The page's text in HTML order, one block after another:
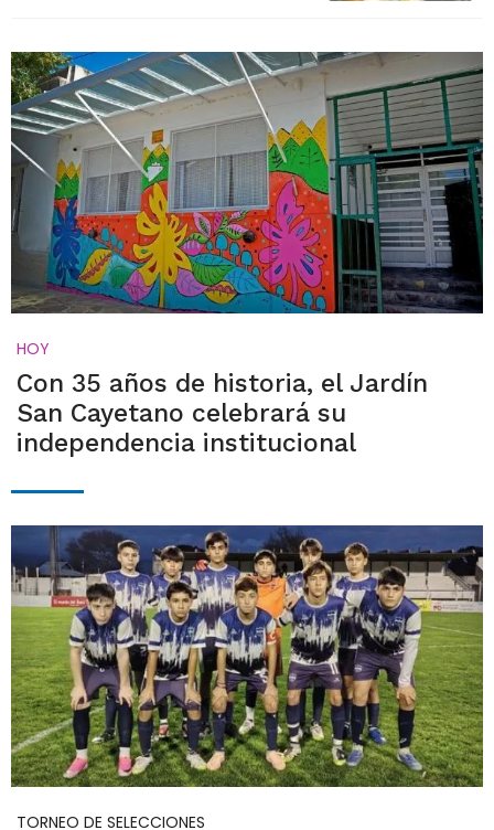
HOY
Con 35 años de historia, el Jardín
San Cayetano celebrará su
independencia institucional
TORNEO DE SELECCIONES